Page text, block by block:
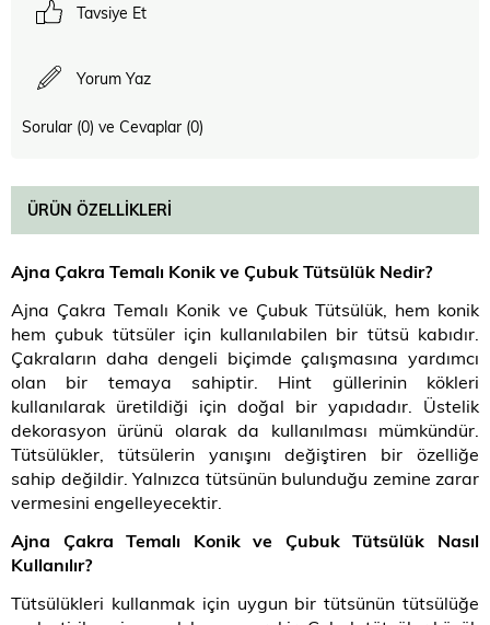
Tavsiye Et
Yorum Yaz
Sorular (0) ve Cevaplar (0)
ÜRÜN ÖZELLIKLERI
Ajna Çakra Temalı Konik ve Çubuk Tütsülük Nedir?
Ajna Çakra Temalı Konik ve Çubuk Tütsülük, hem konik
hem çubuk tütsüler için kullanılabilen bir tütsü kabıdır.
Çakraların daha dengeli biçimde çalışmasına yardımcı
olan bir temaya sahiptir. Hint güllerinin kökleri
kullanılarak üretildiği için doğal bir yapıdadır. Üstelik
dekorasyon ürünü olarak da kullanılması mümkündür.
Tütsülükler, tütsülerin yanışını değiştiren bir özelliğe
sahip değildir. Yalnızca tütsünün bulunduğu zemine zarar
vermesini engelleyecektir.
Ajna Çakra Temalı Konik ve Çubuk Tütsülük Nasıl
Kullanılır?
Tütsülükleri kullanmak için uygun bir tütsünün tütsülüğe